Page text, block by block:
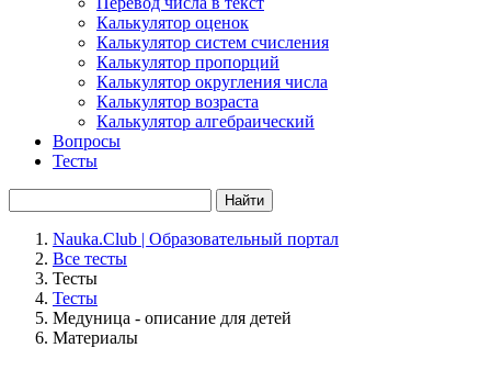
Калькулятор оценок
Калькулятор систем счисления
Калькулятор пропорций
Калькулятор округления числа
Калькулятор возраста
Калькулятор алгебраический
Вопросы
Тесты
Найти
Nauka.Club | Образовательный портал
Все тесты
Тесты
Тесты
Медуница - описание для детей
Материалы